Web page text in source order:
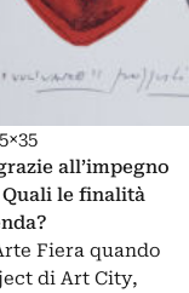
all’impegno
le finalità
Fiera quando
di Art City,